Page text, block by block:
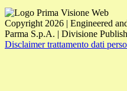
Copyright 2026 | Engineered
Parma S.p.A. | Divisione
Disclaimer trattamento dati